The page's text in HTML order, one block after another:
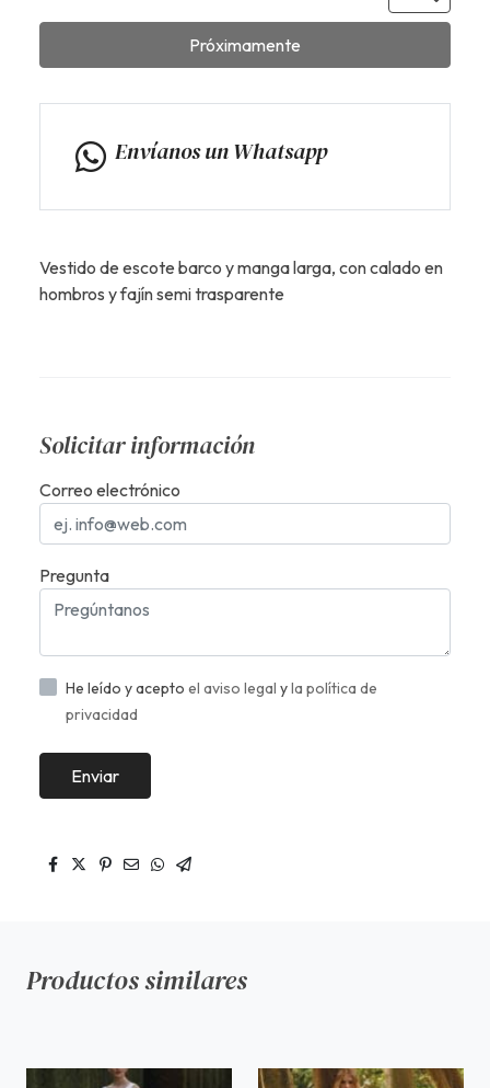
Próximamente
Envíanos un Whatsapp
Vestido de escote barco y manga larga, con calado en
hombros y fajín semi trasparente
Solicitar información
Correo electrónico
Pregunta
He leído y acepto el aviso legal yla política de
privacidad
Enviar
Productos similares